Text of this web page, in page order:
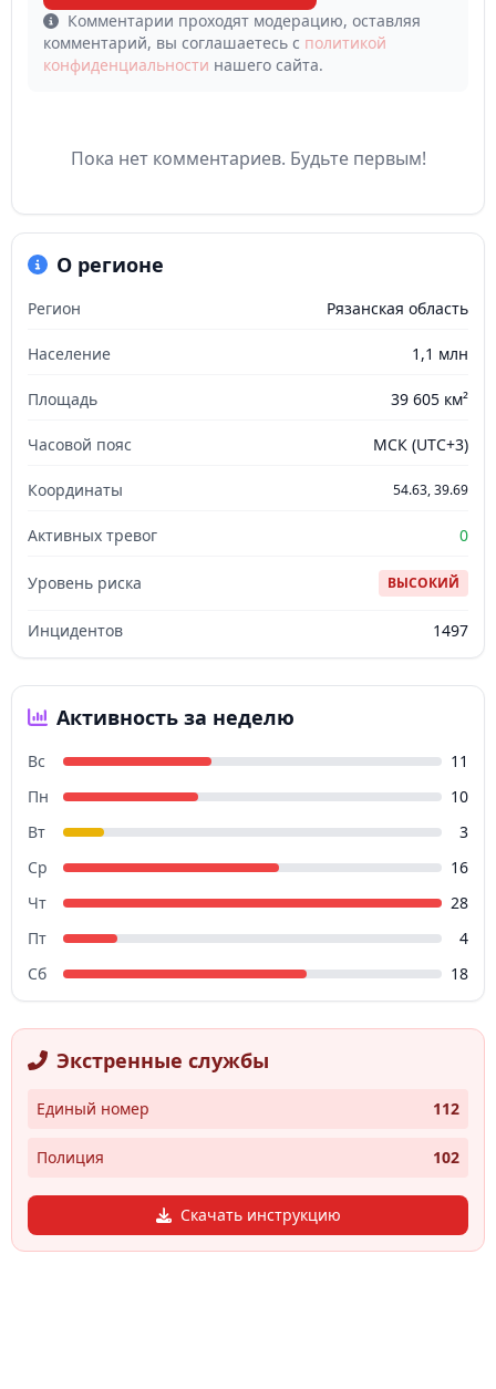
Комментарии проходят модерацию, оставляя
комментарий, вы соглашаетесь с политикой
конфиденциальности нашего сайта.
Пока нет комментариев. Будьте первым!
О регионе
Регион Рязанская область
Население 1,1 млн
Площадь 39 605 км²
Часовой пояс МСК (UTC+3)
Координаты 54.63, 39.69
Активных тревог 0
Уровень риска ВЫСОКИЙ
Инцидентов 1497
Активность за неделю
Вс
11
Пн
10
Вт
3
Ср
16
Чт
28
Пт
4
Сб
18
Экстренные службы
Единый номер 112
Полиция 102
Скачать инструкцию